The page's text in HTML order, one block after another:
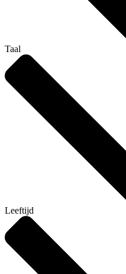
Taal
Leeftijd